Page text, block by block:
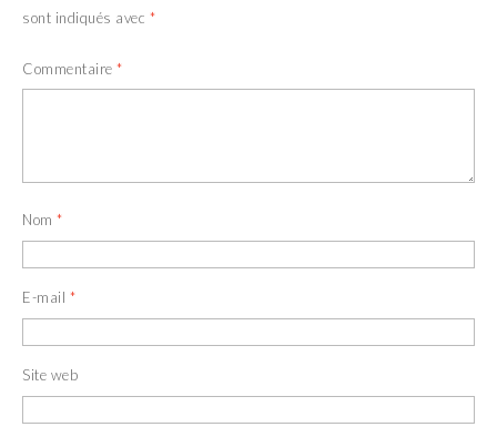
sont indiqués avec *
Commentaire *
Nom *
E-mail *
Site web